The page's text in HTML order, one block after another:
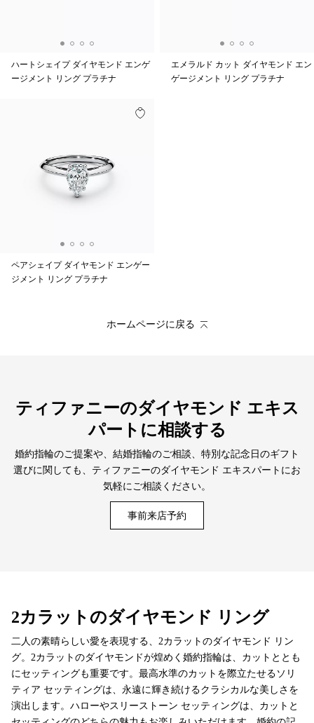
ハートシェイプ ダイヤモンド エンゲ
ージメント リング プラチナ
エメラルド カット ダイヤモンド エン
ゲージメント リング プラチナ
ペアシェイプ ダイヤモンド エンゲー
ジメント リング プラチナ
ホームページに戻る
ティファニーのダイヤモンド エキス
パートに相談する
婚約指輪のご提案や、結婚指輪のご相談、特別な記念日のギフト
選びに関しても、ティファニーのダイヤモンド エキスパートにお
気軽にご相談ください。
事前来店予約
2カラットのダイヤモンド リング
二人の素晴らしい愛を表現する、2カラットのダイヤモンド リン
グ。2カラットのダイヤモンドが煌めく婚約指輪は、カットととも
にセッティングも重要です。最高水準のカットを際立たせるソリ
ティア セッティングは、永遠に輝き続けるクラシカルな美しさを
演出します。ハローやスリーストーン セッティングは、カットと